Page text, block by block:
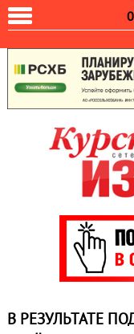
В РЕЗУЛЬТАТЕ